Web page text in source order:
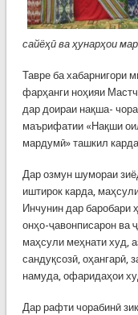
сайёҳӣ ва ҳунарҳои
Тавре ба хабарнигори
фарҳанги ноҳияи
дар доираи нақша-
маърифатии «Нақши
мардумӣ» ташкил
Дар озмун шумораи
иштирок карда,
Инчунин дар баробари
онҳо-ҷавонписарон ва
маҳсули меҳнати худ,
сандуқсозӣ, оҳангарӣ,
намуда, офаридаҳои
Дар рафти чорабинӣ